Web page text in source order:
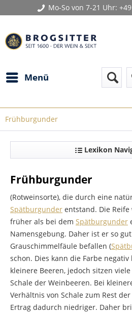
Mo-So von 7-21 Uhr:
Menü
Frühburgunder
Lexikon
Frühburgunder
(Rotweinsorte), die durch eine
Spätburgunder entstand. Die
früher als bei dem Spätburgunder
Namensgebung. Daher ist er so
Grauschimmelfäule befallen (
schon. Dies kann die Farbe
kleinere Beeren, jedoch sitzen
Schale der Weinbeeren. Bei
Verhältnis von Schale zum Rest
Ertrag dadurch niedriger. Daher